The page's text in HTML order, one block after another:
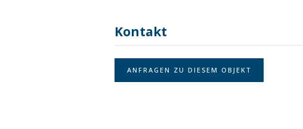
Kontakt
ANFRAGEN ZU DIESEM OBJEKT